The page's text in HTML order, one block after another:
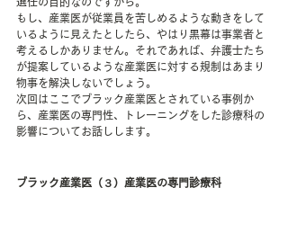
もし、産業医が従業員を苦しめるような動きをして
いるように見えたとしたら、やはり黒幕は事業者と
考えるしかありません。それであれば、弁護士たち
が提案しているような産業医に対する規制はあまり
物事を解決しないでしょう。
次回はここでブラック産業医とされている事例か
ら、産業医の専門性、トレーニングをした診療科の
影響についてお話しします。
ブラック産業医（３）産業医の専門診療科